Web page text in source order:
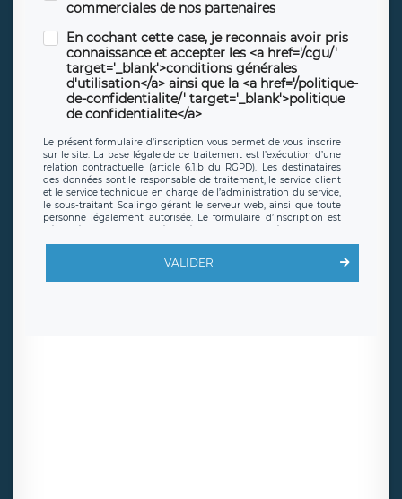
commerciales de nos partenaires
En cochant cette case, je reconnais avoir pris
connaissance et accepter les <a href='/cgu/'
target='_blank'>conditions générales
d'utilisation</a> ainsi que la <a href='/politique-
de-confidentialite/' target='_blank'>politique
de confidentialite</a>
Le présent formulaire d’inscription vous permet de vous inscrire
sur le site. La base légale de ce traitement est l’exécution d’une
relation contractuelle (article 6.1.b du RGPD). Les destinataires
des données sont le responsable de traitement, le service client
et le service technique en charge de l’administration du service,
le sous-traitant Scalingo gérant le serveur web, ainsi que toute
personne légalement autorisée. Le formulaire d’inscription est
hébergé sur un serveur hébergé par Scalingo, basé en France et
offrant desclauses de protection conformes au RGPD. Les
en sollicite la suppression, étant entendu que vous pouvez
demander la suppression de vos données et retirer votre
VALIDER